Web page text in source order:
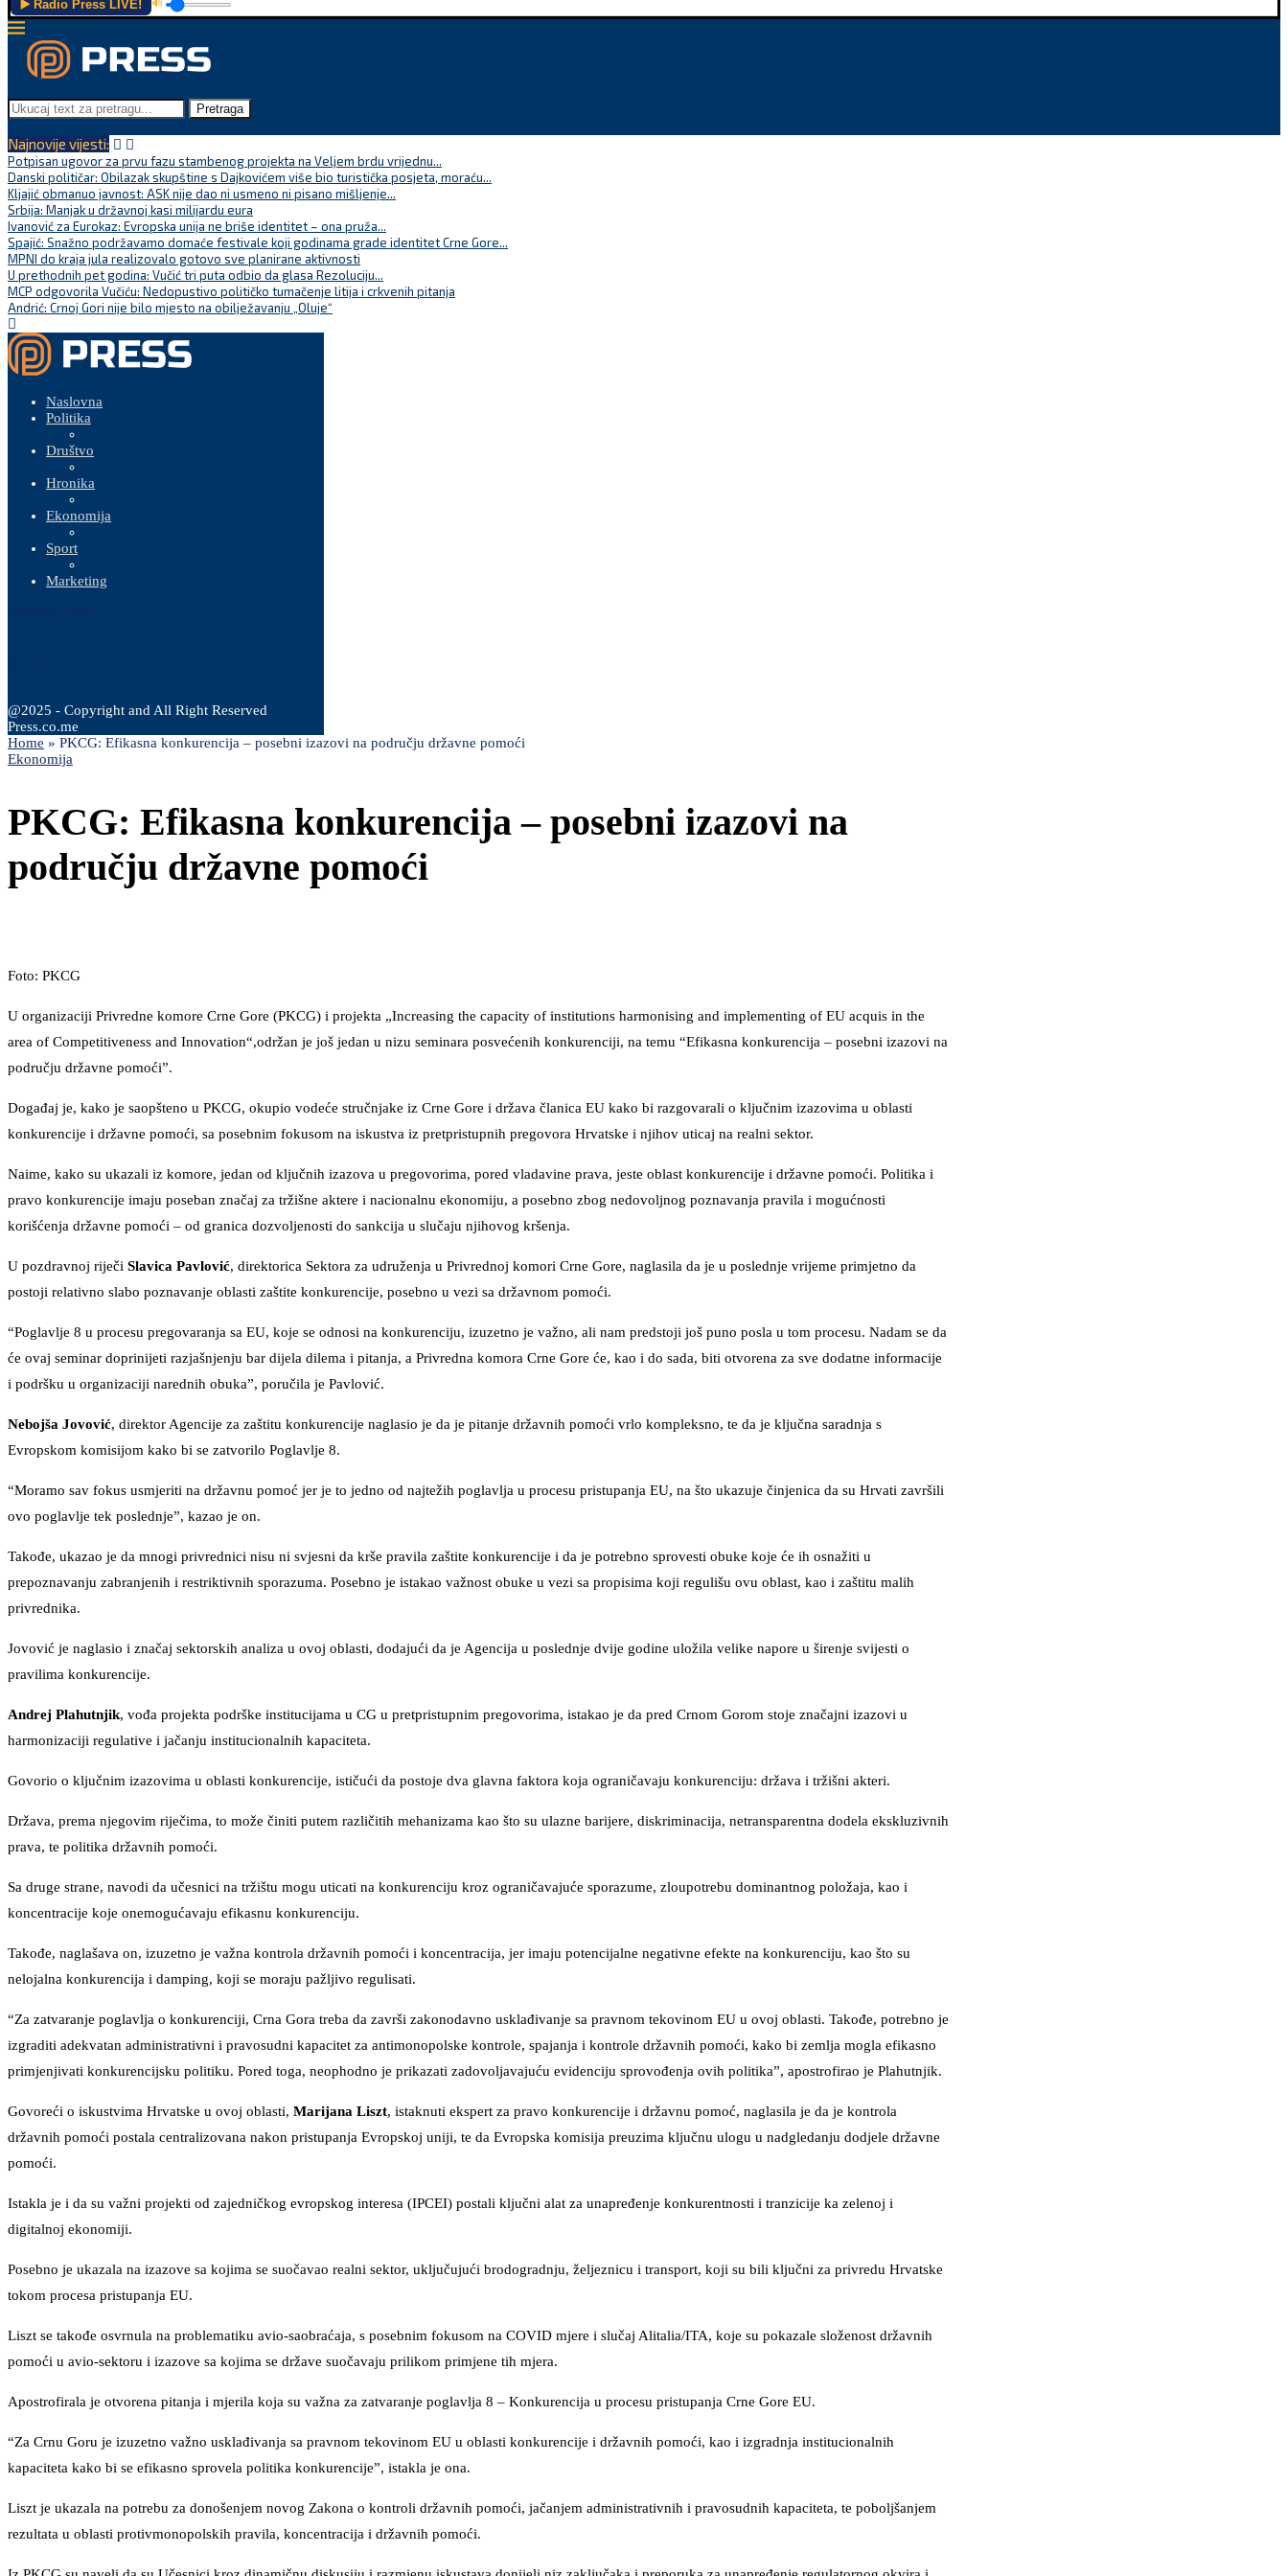
▶️ Radio Press LIVE! 🔊
Pretraga
Najnovije vijesti:
Potpisan ugovor za prvu fazu stambenog projekta na Veljem brdu vrijednu...
Danski političar: Obilazak skupštine s Dajkovićem više bio turistička posjeta, moraću...
Kljajić obmanuo javnost: ASK nije dao ni usmeno ni pisano mišljenje...
Srbija: Manjak u državnoj kasi milijardu eura
Ivanović za Eurokaz: Evropska unija ne briše identitet – ona pruža...
Spajić: Snažno podržavamo domaće festivale koji godinama grade identitet Crne Gore...
MPNI do kraja jula realizovalo gotovo sve planirane aktivnosti
U prethodnih pet godina: Vučić tri puta odbio da glasa Rezoluciju...
MCP odgovorila Vučiću: Nedopustivo političko tumačenje litija i crkvenih pitanja
Andrić: Crnoj Gori nije bilo mjesto na obilježavanju „Oluje“
Naslovna
Politika
Društvo
Hronika
Ekonomija
Sport
Marketing
@2025 - Copyright and All Right Reserved
Press.co.me
Home » PKCG: Efikasna konkurencija – posebni izazovi na području državne pomoći
Ekonomija
PKCG: Efikasna konkurencija – posebni izazovi na
području državne pomoći
Foto: PKCG
U organizaciji Privredne komore Crne Gore (PKCG) i projekta „Increasing the capacity of institutions harmonising and implementing of EU acquis in the
area of Competitiveness and Innovation“,održan je još jedan u nizu seminara posvećenih konkurenciji, na temu “Efikasna konkurencija – posebni izazovi na
području državne pomoći”.
Događaj je, kako je saopšteno u PKCG, okupio vodeće stručnjake iz Crne Gore i država članica EU kako bi razgovarali o ključnim izazovima u oblasti
konkurencije i državne pomoći, sa posebnim fokusom na iskustva iz pretpristupnih pregovora Hrvatske i njihov uticaj na realni sektor.
Naime, kako su ukazali iz komore, jedan od ključnih izazova u pregovorima, pored vladavine prava, jeste oblast konkurencije i državne pomoći. Politika i
pravo konkurencije imaju poseban značaj za tržišne aktere i nacionalnu ekonomiju, a posebno zbog nedovoljnog poznavanja pravila i mogućnosti
korišćenja državne pomoći – od granica dozvoljenosti do sankcija u slučaju njihovog kršenja.
U pozdravnoj riječi Slavica Pavlović, direktorica Sektora za udruženja u Privrednoj komori Crne Gore, naglasila da je u poslednje vrijeme primjetno da
postoji relativno slabo poznavanje oblasti zaštite konkurencije, posebno u vezi sa državnom pomoći.
“Poglavlje 8 u procesu pregovaranja sa EU, koje se odnosi na konkurenciju, izuzetno je važno, ali nam predstoji još puno posla u tom procesu. Nadam se da
će ovaj seminar doprinijeti razjašnjenju bar dijela dilema i pitanja, a Privredna komora Crne Gore će, kao i do sada, biti otvorena za sve dodatne informacije
i podršku u organizaciji narednih obuka”, poručila je Pavlović.
Nebojša Jovović, direktor Agencije za zaštitu konkurencije naglasio je da je pitanje državnih pomoći vrlo kompleksno, te da je ključna saradnja s
Evropskom komisijom kako bi se zatvorilo Poglavlje 8.
“Moramo sav fokus usmjeriti na državnu pomoć jer je to jedno od najtežih poglavlja u procesu pristupanja EU, na što ukazuje činjenica da su Hrvati završili
ovo poglavlje tek poslednje”, kazao je on.
Takođe, ukazao je da mnogi privrednici nisu ni svjesni da krše pravila zaštite konkurencije i da je potrebno sprovesti obuke koje će ih osnažiti u
prepoznavanju zabranjenih i restriktivnih sporazuma. Posebno je istakao važnost obuke u vezi sa propisima koji regulišu ovu oblast, kao i zaštitu malih
privrednika.
Jovović je naglasio i značaj sektorskih analiza u ovoj oblasti, dodajući da je Agencija u poslednje dvije godine uložila velike napore u širenje svijesti o
pravilima konkurencije.
Andrej Plahutnjik, vođa projekta podrške institucijama u CG u pretpristupnim pregovorima, istakao je da pred Crnom Gorom stoje značajni izazovi u
harmonizaciji regulative i jačanju institucionalnih kapaciteta.
Govorio o ključnim izazovima u oblasti konkurencije, ističući da postoje dva glavna faktora koja ograničavaju konkurenciju: država i tržišni akteri.
Država, prema njegovim riječima, to može činiti putem različitih mehanizama kao što su ulazne barijere, diskriminacija, netransparentna dodela ekskluzivnih
prava, te politika državnih pomoći.
Sa druge strane, navodi da učesnici na tržištu mogu uticati na konkurenciju kroz ograničavajuće sporazume, zloupotrebu dominantnog položaja, kao i
koncentracije koje onemogućavaju efikasnu konkurenciju.
Takođe, naglašava on, izuzetno je važna kontrola državnih pomoći i koncentracija, jer imaju potencijalne negativne efekte na konkurenciju, kao što su
nelojalna konkurencija i damping, koji se moraju pažljivo regulisati.
“Za zatvaranje poglavlja o konkurenciji, Crna Gora treba da završi zakonodavno usklađivanje sa pravnom tekovinom EU u ovoj oblasti. Takođe, potrebno je
izgraditi adekvatan administrativni i pravosudni kapacitet za antimonopolske kontrole, spajanja i kontrole državnih pomoći, kako bi zemlja mogla efikasno
primjenjivati konkurencijsku politiku. Pored toga, neophodno je prikazati zadovoljavajuću evidenciju sprovođenja ovih politika”, apostrofirao je Plahutnjik.
Govoreći o iskustvima Hrvatske u ovoj oblasti, Marijana Liszt, istaknuti ekspert za pravo konkurencije i državnu pomoć, naglasila je da je kontrola
državnih pomoći postala centralizovana nakon pristupanja Evropskoj uniji, te da Evropska komisija preuzima ključnu ulogu u nadgledanju dodjele državne
pomoći.
Istakla je i da su važni projekti od zajedničkog evropskog interesa (IPCEI) postali ključni alat za unapređenje konkurentnosti i tranzicije ka zelenoj i
digitalnoj ekonomiji.
Posebno je ukazala na izazove sa kojima se suočavao realni sektor, uključujući brodogradnju, željeznicu i transport, koji su bili ključni za privredu Hrvatske
tokom procesa pristupanja EU.
Liszt se takođe osvrnula na problematiku avio-saobraćaja, s posebnim fokusom na COVID mjere i slučaj Alitalia/ITA, koje su pokazale složenost državnih
pomoći u avio-sektoru i izazove sa kojima se države suočavaju prilikom primjene tih mjera.
Apostrofirala je otvorena pitanja i mjerila koja su važna za zatvaranje poglavlja 8 – Konkurencija u procesu pristupanja Crne Gore EU.
“Za Crnu Goru je izuzetno važno usklađivanja sa pravnom tekovinom EU u oblasti konkurencije i državnih pomoći, kao i izgradnja institucionalnih
kapaciteta kako bi se efikasno sprovela politika konkurencije”, istakla je ona.
Liszt je ukazala na potrebu za donošenjem novog Zakona o kontroli državnih pomoći, jačanjem administrativnih i pravosudnih kapaciteta, te poboljšanjem
rezultata u oblasti protivmonopolskih pravila, koncentracija i državnih pomoći.